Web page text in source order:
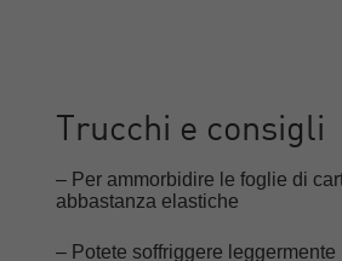
Trucchi e consigli
– Per ammorbidire le foglie di
abbastanza elastiche
– Potete soffriggere